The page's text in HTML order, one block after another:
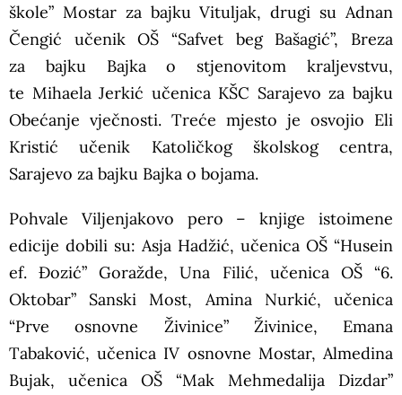
škole” Mostar za bajku Vituljak, drugi su Adnan
Čengić učenik OŠ “Safvet beg Bašagić”, Breza
za bajku Bajka o stjenovitom kraljevstvu,
te Mihaela Jerkić učenica KŠC Sarajevo za bajku
Obećanje vječnosti. Treće mjesto je osvojio Eli
Kristić učenik Katoličkog školskog centra,
Sarajevo za bajku Bajka o bojama.
Pohvale Viljenjakovo pero – knjige istoimene
edicije dobili su: Asja Hadžić, učenica OŠ “Husein
ef. Đozić” Goražde, Una Filić, učenica OŠ “6.
Oktobar” Sanski Most, Amina Nurkić, učenica
“Prve osnovne Živinice” Živinice, Emana
Tabaković, učenica IV osnovne Mostar, Almedina
Bujak, učenica OŠ “Mak Mehmedalija Dizdar”